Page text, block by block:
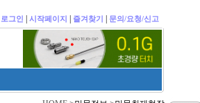
로그인 시작페이지 즐겨찾기 문의/요청/신고